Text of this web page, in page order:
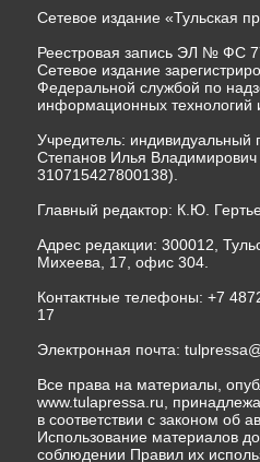
Сетевое издание «Тульская
Реестровая запись ЭЛ № ФС
Сетевое издание
Федеральной службой по
информационных технологий
Учредитель: индивидуальный
Степанов Илья
310715427800138).
Главный редактор: К.Ю.
Адрес редакции: 300012,
Михеева, 17, офис 304.
Контактные телефоны: +7
17
Электронная почта:
Все права на материалы,
www.tulapressa.ru,
в соответствии с законом об
Использование материалов
соблюдении Правил их